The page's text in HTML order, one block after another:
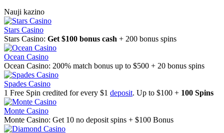
Nauji kazino
Stars Casino
Stars Casino: Get $100 bonus cash + 200 bonus spins
Ocean Casino
Ocean Casino: 200% match bonus up to $500 + 20 bonus spins
Spades Casino
1 Free Spin credited for every $1 deposit. Up to $100 + 100 Spins
Monte Casino
Monte Casino: Get 10 no deposit spins + $100 Bonus